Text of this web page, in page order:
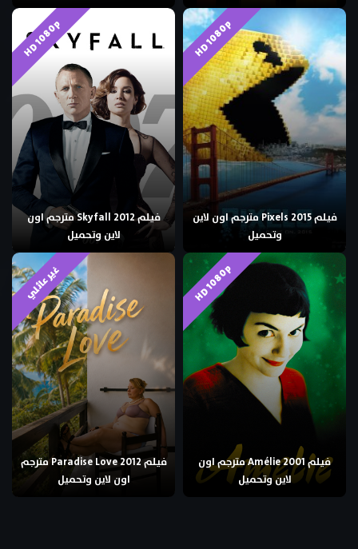
HD 1080p
فيلم Pixels 2015 مترجم اون لاين
وتحميل
HD 1080p
فيلم Skyfall 2012 مترجم اون
لاين وتحميل
HD 1080p
فيلم Amélie 2001 مترجم اون
لاين وتحميل
غير عائلي
فيلم Paradise Love 2012 مترجم
اون لاين وتحميل